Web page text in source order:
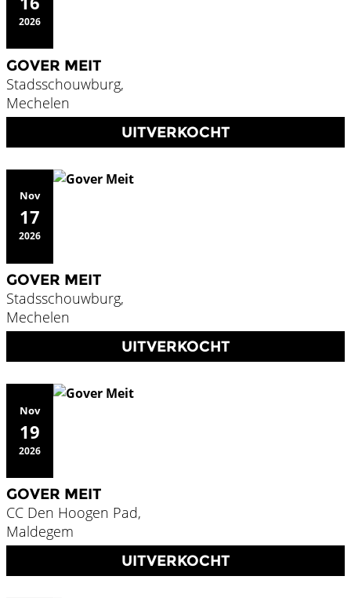
2026
GOVER MEIT
Stadsschouwburg,
Mechelen
UITVERKOCHT
Nov
17
2026
GOVER MEIT
Stadsschouwburg,
Mechelen
UITVERKOCHT
Nov
19
2026
GOVER MEIT
CC Den Hoogen Pad,
Maldegem
UITVERKOCHT